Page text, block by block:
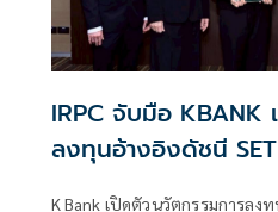
IRPC จับมือ KBANK
ลงทุนอ้างอิงดัชนี
K Bank เปิดตัวนวัตกรรมการล